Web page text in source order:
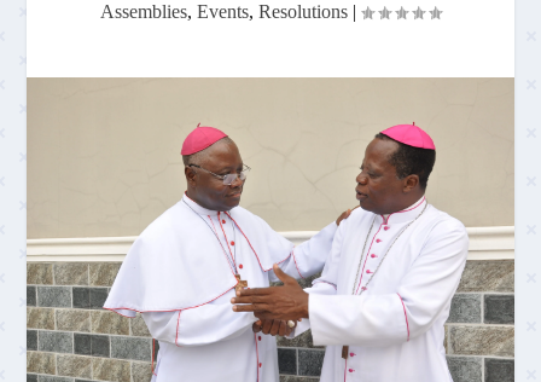
Assemblies, Events, Resolutions |